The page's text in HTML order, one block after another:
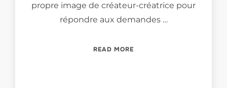
propre image de créateur-créatrice pour
répondre aux demandes …
READ MORE